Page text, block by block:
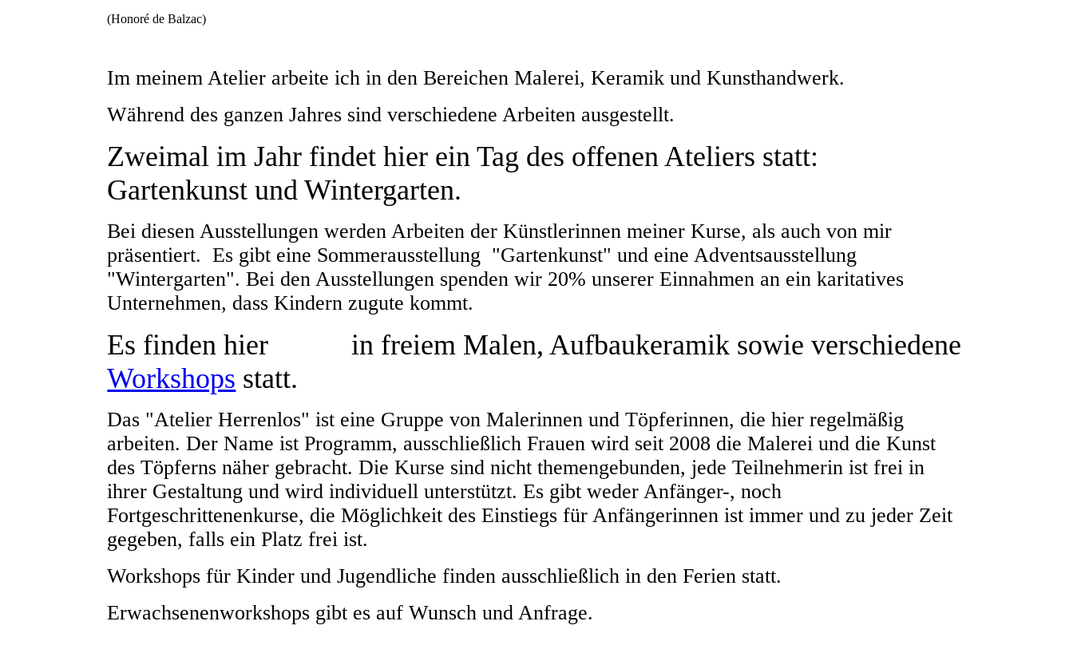
(Honoré de Balzac)
Im meinem Atelier arbeite ich in den Bereichen Malerei, Keramik und Kunsthandwerk.
Während des ganzen Jahres sind verschiedene Arbeiten ausgestellt.
Zweimal im Jahr findet hier ein Tag des offenen Ateliers statt:
Gartenkunst und Wintergarten.
Bei diesen Ausstellungen werden Arbeiten der Künstlerinnen meiner Kurse, als auch von mir
präsentiert. Es gibt eine Sommerausstellung "Gartenkunst" und eine Adventsausstellung
"Wintergarten". Bei den Ausstellungen spenden wir 20% unserer Einnahmen an ein karitatives
Unternehmen, dass Kindern zugute kommt.
Es finden hier
in freiem Malen, Aufbaukeramik sowie verschiedene
Workshops statt.
Das "Atelier Herrenlos" ist eine Gruppe von Malerinnen und Töpferinnen, die hier regelmäßig
arbeiten. Der Name ist Programm, ausschließlich Frauen wird seit 2008 die Malerei und die Kunst
des Töpferns näher gebracht. Die Kurse sind nicht themengebunden, jede Teilnehmerin ist frei in
ihrer Gestaltung und wird individuell unterstützt. Es gibt weder Anfänger-, noch
Fortgeschrittenenkurse, die Möglichkeit des Einstiegs für Anfängerinnen ist immer und zu jeder Zeit
gegeben, falls ein Platz frei ist.
Workshops für Kinder und Jugendliche finden ausschließlich in den Ferien statt.
Erwachsenenworkshops gibt es auf Wunsch und Anfrage.